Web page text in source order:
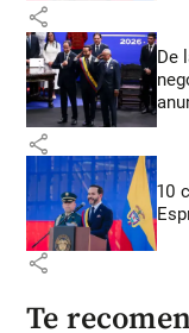
share
De
share
10
share
Te